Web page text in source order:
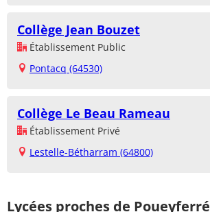
Collège Jean Bouzet
Établissement Public
Pontacq (64530)
Collège Le Beau Rameau
Établissement Privé
Lestelle-Bétharram (64800)
Lycées proches de Poueyferré